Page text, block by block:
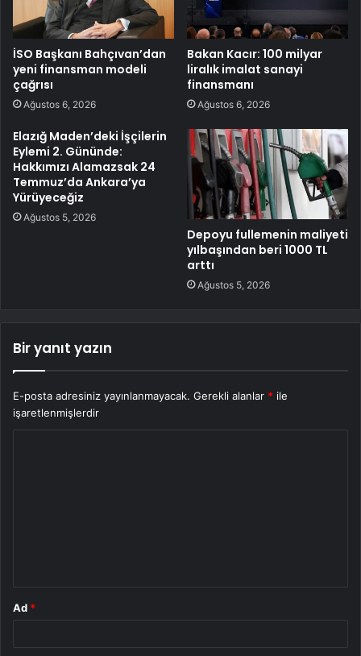
İSO Başkanı Bahçıvan’dan
yeni finansman modeli
çağrısı
Ağustos 6, 2026
Bakan Kacır: 100 milyar
liralık imalat sanayi
finansmanı
Ağustos 6, 2026
Elazığ Maden’deki İşçilerin
Eylemi 2. Gününde:
Hakkımızı Alamazsak 24
Temmuz’da Ankara’ya
Yürüyeceğiz
Ağustos 5, 2026
Depoyu fullemenin maliyeti
yılbaşından beri 1000 TL
arttı
Ağustos 5, 2026
Bir yanıt yazın
E-posta adresiniz yayınlanmayacak. Gerekli alanlar * ile
işaretlenmişlerdir
Ad *